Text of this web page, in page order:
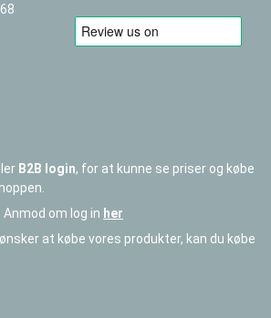
B2B login, for at kunne se priser og købe
Anmod om log in her
at købe vores produkter, kan du købe